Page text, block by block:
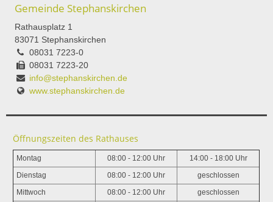
Gemeinde Stephanskirchen
Rathausplatz 1
83071 Stephanskirchen
08031 7223-0
08031 7223-20
info@stephanskirchen.de
www.stephanskirchen.de
Öffnungszeiten des Rathauses
Montag 08:00 - 12:00 Uhr 14:00 - 18:00 Uhr
Dienstag 08:00 - 12:00 Uhr geschlossen
Mittwoch 08:00 - 12:00 Uhr geschlossen